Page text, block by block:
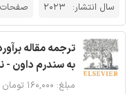
سال انتشار: 2023 صفحات
ترجمه مقاله
به سندرم داون -
مبلغ: ۱۶۰,۰۰۰ تومان